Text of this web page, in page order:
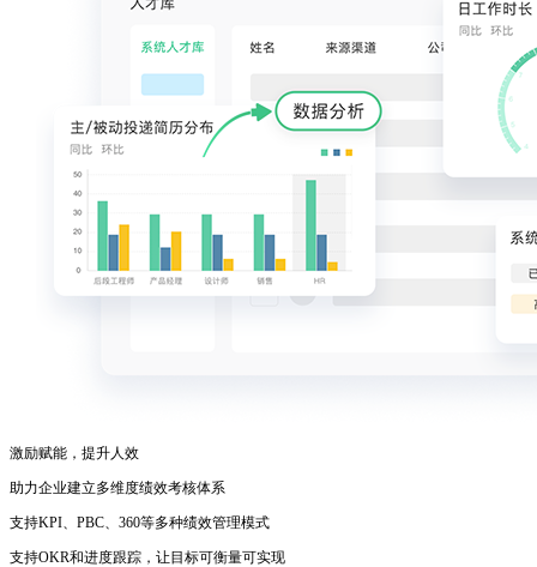
激励赋能，提升人效
助力企业建立多维度绩效考核体系
支持KPI、PBC、360等多种绩效管理模式
支持OKR和进度跟踪，让目标可衡量可实现